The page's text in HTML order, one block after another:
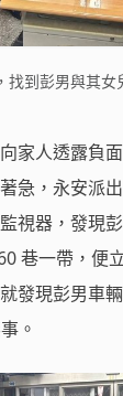
到彭男與其女
家人透露負
急，永安派
視器，發現
巷一帶，便
發現彭男車
。